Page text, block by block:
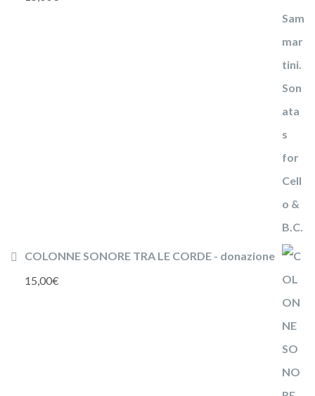
COLONNE SONORE TRA LE CORDE - donazione
15,00€